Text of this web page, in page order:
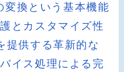
換という基本機能
とカスタマイズ性
提供する革新的な
イス処理による完